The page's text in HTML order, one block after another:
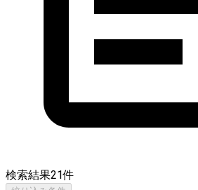
検索結果21件